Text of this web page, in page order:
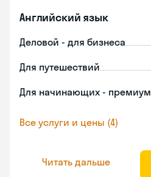
Английский язык
Деловой - для бизнеса
Для путешествий
Для начинающих - премиум
Все услуги и цены (4)
Читать дальше